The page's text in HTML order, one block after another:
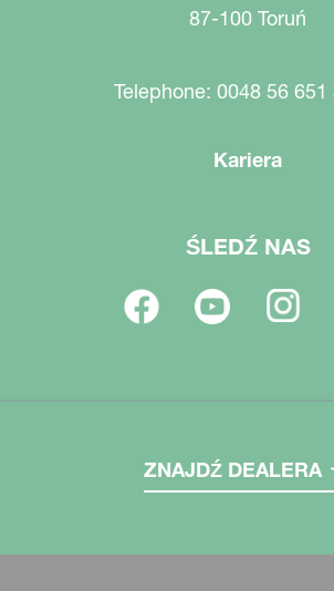
87-100 Toruń
Telephone: 0048 56 651
Kariera
ŚLEDŹ NAS
ZNAJDŹ DEALERA